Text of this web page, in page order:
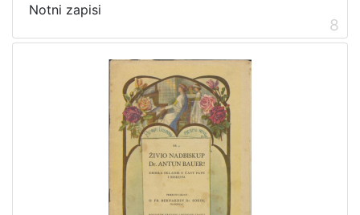
Notni zapisi
8